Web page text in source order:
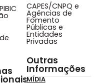
CAPES/CNPQ e
Agências de
Fomento
Públicas e
Entidades
Privadas
Outras
Informações
MÍDIA